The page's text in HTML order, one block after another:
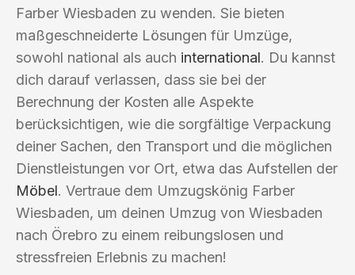
Farber Wiesbaden zu wenden. Sie bieten
maßgeschneiderte Lösungen für Umzüge,
sowohl national als auch international. Du kannst
dich darauf verlassen, dass sie bei der
Berechnung der Kosten alle Aspekte
berücksichtigen, wie die sorgfältige Verpackung
deiner Sachen, den Transport und die möglichen
Dienstleistungen vor Ort, etwa das Aufstellen der
Möbel. Vertraue dem Umzugskönig Farber
Wiesbaden, um deinen Umzug von Wiesbaden
nach Örebro zu einem reibungslosen und
stressfreien Erlebnis zu machen!